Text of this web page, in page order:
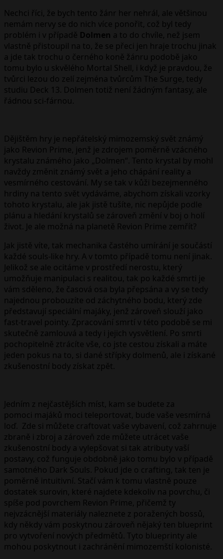
Nechci říci, že bych tento žánr her nehrál, ale většinou
nemám nervy se do nich více ponořit, což byl tedy
problém i v případě Dolmen a to do chvíle, než jsem
vlastně přistoupil na to, že se přeci jen hraje trochu jinak
a jde tak trochu o černého koně žánru podobě jako
tomu bylo u skvělého Mortal Shell, i když je pravdou, že
tvůrci lezou do zelí zejména tvůrcům The Surge, tedy
studiu Deck 13. Dolmen totiž není žádným fantasy, ale
řádnou sci-fárnou.
Dějištěm hry je nepřátelský mimozemský svět známý
jako Revion Prime, jenž je zdrojem poměrně vzácného
krystalu známého jako „Dolmen“. Tento krystal by mohl
navždy změnit známý svět a jeho chápání reality a
vesmírného cestování. My se tak v kůži bezejmenného
hrdiny na tento svět vydáváme, abychom získali vzorky
tohoto krystalu, ale jak jistě tušíte, nic nepůjde podle
plánu a hledání krystalů se zároveň změní v boj o holí
život. Je ale možná na planetě Revion Prime zemřít?
Jak jistě víte, tak mechanika častého umírání je součástí
každé souls-like hry. A v tomto případě tomu není jinak.
Jelikož se ale ocitáme v prostředí nerostu, který
umožňuje manipulaci s realitou, tak po každé smrti je
vám sděleno, že časová osa byla přepsána a vy se tedy
najednou probouzíte od záchytného bodu, který zde
představují speciální majáky, jenž zároveň slouží jako
fast-travel pointy. Zpracování smrtí v této podobě se mi
skutečně zamlouvá a tedy i jejich vysvětlení. Po smrti
pochopitelně ztrácíte vše, co jste cestou získali a máte
jeden pokus na to, si dané střípky dolmenů, ale i získané
zkušenostní body získat zpět.
Jedním z nejčastějších míst, kam se budete za
pomoci majáků moci teleportovat, bude vaše vesmírná
loď. Zde si můžete craftovat vaše vybavení, což zahrnuje
zbraně i zbroj a zároveň zde můžete utrácet vaše
zkušenostní body a vylepšovat si tak atributy vaší
postavy, což funguje obdobně jako tomu bylo v případě
samotného Dark Souls. Pokud jde o crafting, tak ten je
poměrně intuitivní. Stačí vám k tomu vlastně pouze
dostatek surovin, které najdete kdekoliv na povrchu, či
spíše pod povrchem Revion Prime, přičemž ty
nejvzácnější materiály naleznete z poražených bossů,
kdy někdy vám poskytnou zároveň nějaký ten blueprint
pro vytvoření nových předmětů. Tyto blueprinty ale
mohou poskytnout i zachránění mimozemští kolonisté.